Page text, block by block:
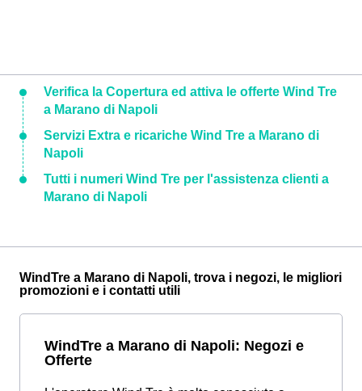
Verifica la Copertura ed attiva le offerte Wind Tre
a Marano di Napoli
Servizi Extra e ricariche Wind Tre a Marano di
Napoli
Tutti i numeri Wind Tre per l'assistenza clienti a
Marano di Napoli
WindTre a Marano di Napoli, trova i negozi, le migliori
promozioni e i contatti utili
WindTre a Marano di Napoli: Negozi e
Offerte